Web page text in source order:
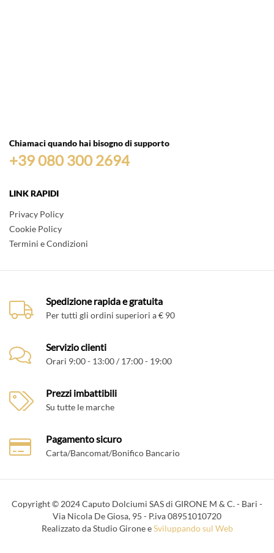
Chiamaci quando hai bisogno di supporto
+39 080 300 2694
LINK RAPIDI
Privacy Policy
Cookie Policy
Termini e Condizioni
Spedizione rapida e gratuita
Per tutti gli ordini superiori a € 90
Servizio clienti
Orari 9:00 - 13:00 / 17:00 - 19:00
Prezzi imbattibili
Su tutte le marche
Pagamento sicuro
Carta/Bancomat/Bonifico Bancario
Copyright © 2024 Caputo Dolciumi SAS di GIRONE M & C. - Bari -
Via Nicola De Giosa, 95 - P.iva 08951010720
Realizzato da Studio Girone eSviluppando sul Web